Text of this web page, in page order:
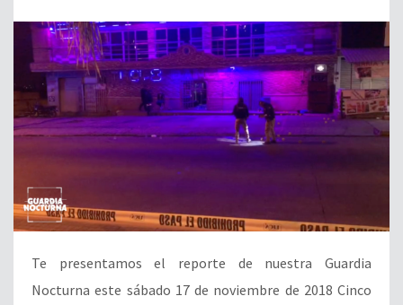
Te presentamos el reporte de nuestra Guardia
Nocturna este sábado 17 de noviembre de 2018 Cinco